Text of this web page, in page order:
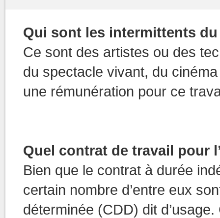
Qui sont les intermittents
Ce sont des artistes ou des
du spectacle vivant, du
une rémunération pour ce
Quel contrat de travail pour
Bien que le contrat à durée
certain nombre d’entre eux
déterminée (CDD) dit